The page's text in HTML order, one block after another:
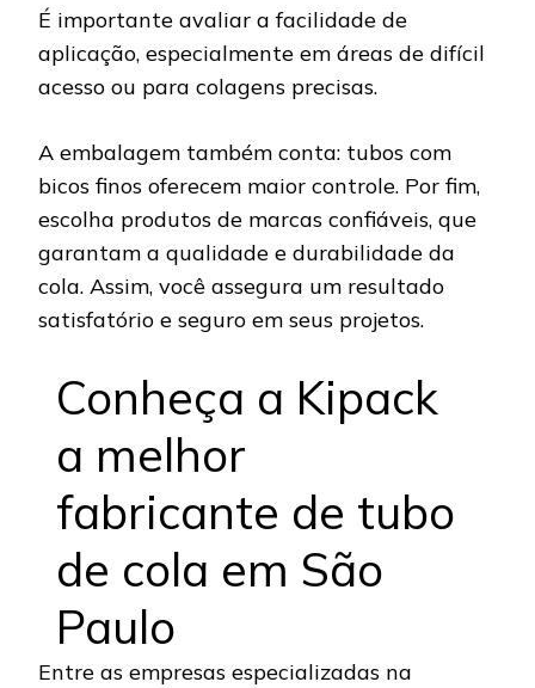
É importante avaliar a facilidade de
aplicação, especialmente em áreas de difícil
acesso ou para colagens precisas.
A embalagem também conta: tubos com
bicos finos oferecem maior controle. Por fim,
escolha produtos de marcas confiáveis, que
garantam a qualidade e durabilidade da
cola. Assim, você assegura um resultado
satisfatório e seguro em seus projetos.
Conheça a Kipack
a melhor
fabricante de tubo
de cola em São
Paulo
Entre as empresas especializadas na